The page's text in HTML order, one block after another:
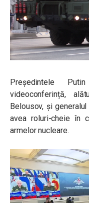
Președintele
videoconferință,
Belousov, și
avea roluri-cheie în
armelor nucleare.